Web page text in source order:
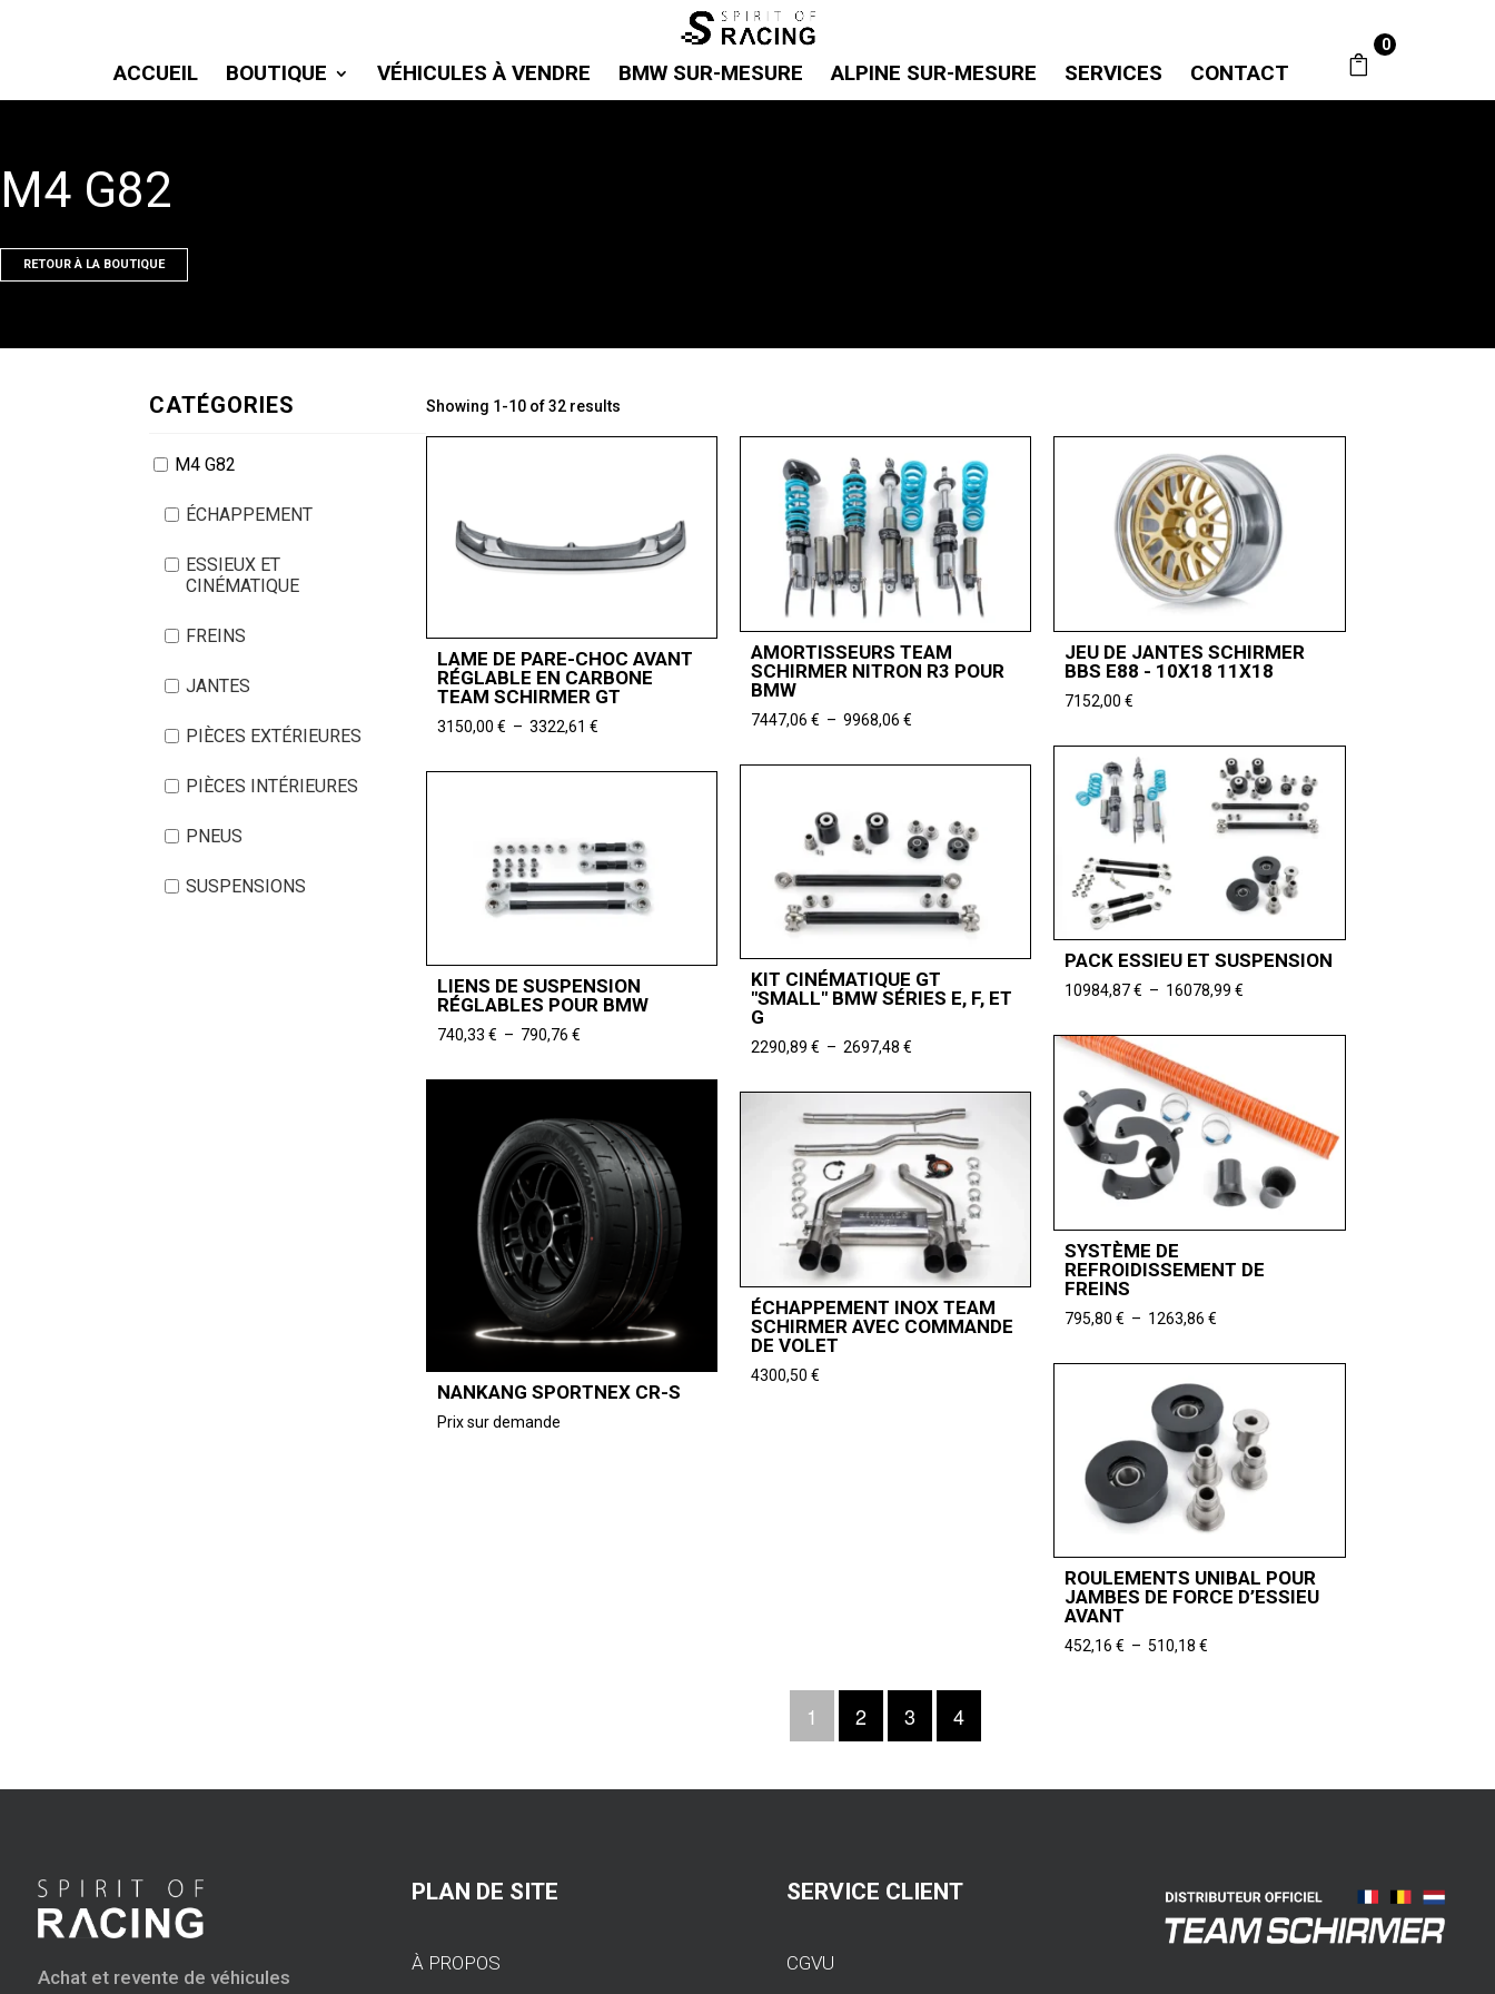
ACCUEIL BOUTIQUE VÉHICULES À VENDRE BMW SUR-MESURE ALPINE SUR-MESURE SERVICES CONTACT
0
M4 G82
RETOUR À LA BOUTIQUE
CATÉGORIES
M4 G82
ÉCHAPPEMENT
ESSIEUX ET
CINÉMATIQUE
FREINS
JANTES
PIÈCES EXTÉRIEURES
PIÈCES INTÉRIEURES
PNEUS
SUSPENSIONS
Showing 1-10 of 32 results
LAME DE PARE-CHOC AVANT
RÉGLABLE EN CARBONE
TEAM SCHIRMER GT
3150,00 € – 3322,61 €Plage
prix :
3322,61 €
AMORTISSEURS TEAM
SCHIRMER NITRON R3 POUR
BMW
7447,06 € – 9968,06 €Plage
prix :
9968,06 €
JEU DE JANTES SCHIRMER
BBS E88 - 10X18 11X18
7152,00€
PACK ESSIEU ET SUSPENSION
10984,87€ – 16078,99€
prix :
16078,99 €
KIT CINÉMATIQUE GT
"SMALL" BMW SÉRIES E, F, ET
G
2290,89 € – 2697,48 €Plage
prix :
2290,89 €
à
2697,48 €
LIENS DE SUSPENSION
RÉGLABLES POUR BMW
740,33 € – 790,76 €Plage
prix :
à
790,76 €
SYSTÈME DE
REFROIDISSEMENT DE
FREINS
795,80€ – 1263,86€
prix :
à
1263,86 €
NANKANG SPORTNEX CR-S
Prix sur demande
ÉCHAPPEMENT INOX TEAM
SCHIRMER AVEC COMMANDE
DE VOLET
4300,50 €
ROULEMENTS UNIBAL POUR
JAMBES DE FORCE D’ESSIEU
AVANT
452,16€ – 510,18€
1 2 3 4
Achat et revente de véhicules
PLAN DE SITE
À PROPOS
SERVICE CLIENT
CGVU